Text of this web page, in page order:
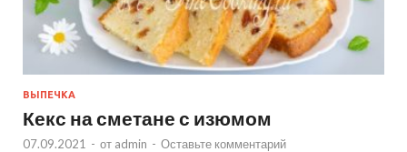
ВЫПЕЧКА
Кекс на сметане с изюмом
07.09.2021 - от admin - Оставьте комментарий